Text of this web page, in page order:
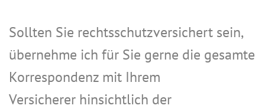
Sollten Sie rechtsschutzversichert sein,
übernehme ich für Sie gerne die gesamte
Korrespondenz mit Ihrem
Versicherer hinsichtlich der